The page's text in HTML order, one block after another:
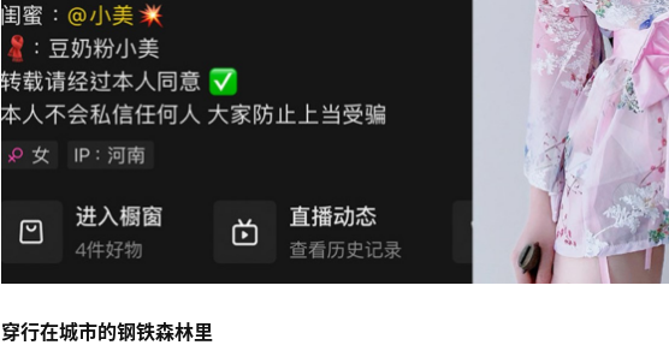
穿行在城市的钢铁森林里